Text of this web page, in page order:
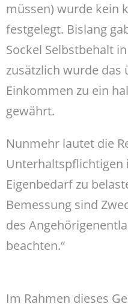
müssen) wurde kein
festgelegt. Bislang
Sockel Selbstbehalt
zusätzlich wurde das
Einkommen zu ein
gewährt.
Nunmehr lautet die
Unterhaltspflichtigen
Eigenbedarf zu
Bemessung sind
des
beachten.“
Im Rahmen dieses